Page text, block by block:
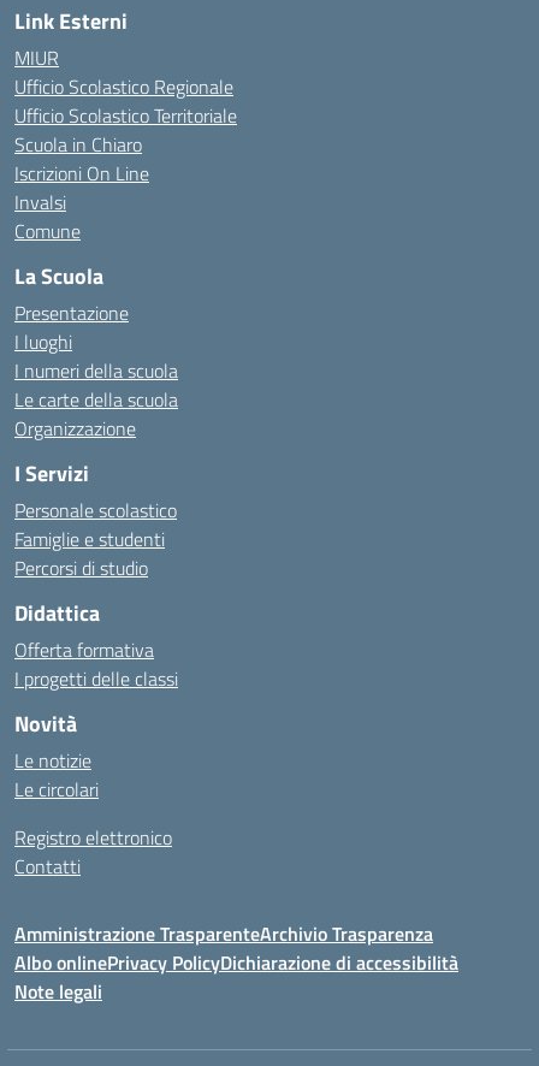
Link Esterni
MIUR
Ufficio Scolastico Regionale
Ufficio Scolastico Territoriale
Scuola in Chiaro
Iscrizioni On Line
Invalsi
Comune
La Scuola
Presentazione
I luoghi
I numeri della scuola
Le carte della scuola
Organizzazione
I Servizi
Personale scolastico
Famiglie e studenti
Percorsi di studio
Didattica
Offerta formativa
I progetti delle classi
Novità
Le notizie
Le circolari
Registro elettronico
Contatti
Amministrazione TrasparenteArchivio Trasparenza
Albo onlinePrivacy PolicyDichiarazione di accessibilità
Note legali